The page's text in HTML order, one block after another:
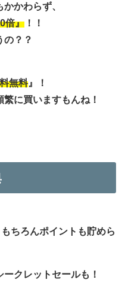
かわらず、
倍』 ！！
の？？
無料』！
に買いますもんね！
もちろんポイントも貯めら
クレットセールも！